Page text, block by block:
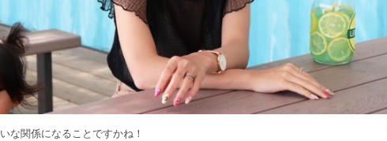
な関係になることですかね！